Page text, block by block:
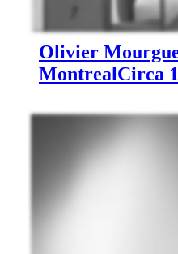
Olivier
MontrealCirca